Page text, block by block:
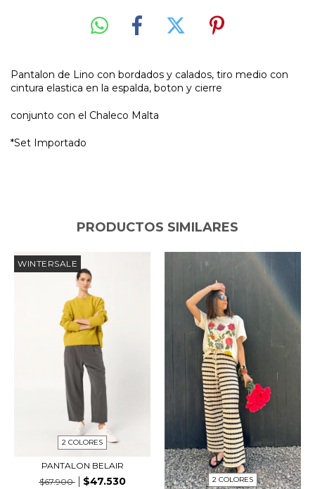
Pantalon de Lino con bordados y calados, tiro medio con
cintura elastica en la espalda, boton y cierre
conjunto con el Chaleco Malta
*Set Importado
PRODUCTOS SIMILARES
WINTERSALE
2 COLORES
PANTALON BELAIR
$67.900
$47.530 2 COLORES